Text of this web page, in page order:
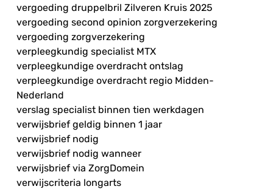
vergoeding druppelbril Zilveren Kruis 2025
vergoeding second opinion zorgverzekering
vergoeding zorgverzekering
verpleegkundig specialist MTX
verpleegkundige overdracht ontslag
verpleegkundige overdracht regio Midden-
Nederland
verslag specialist binnen tien werkdagen
verwijsbrief geldig binnen 1 jaar
verwijsbrief nodig
verwijsbrief nodig wanneer
verwijsbrief via ZorgDomein
verwijscriteria longarts